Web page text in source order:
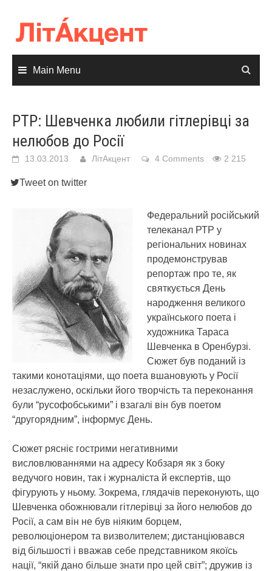
content
Main Menu
РТР: Шевченка любили гітлерівці за
нелюбов до Росії
13.03.2013 ЛітАкцент 4 Comments 2 215
Tweet on twitter
Федеральний російський
телеканал РТР у
регіональних новинах
продемонстрував
репортаж про те, як
святкується День
народження великого
українського поета і
художника Тараса
Шевченка в Оренбурзі.
Сюжет був поданий із
такими конотаціями, що поета вшановують у Росії
незаслужено, оскільки його творчість та переконання
були “русофобськими” і взагалі він був поетом
“другорядним”, інформує День.
Сюжет рясніє гострими негативними
висловлюваннями на адресу Кобзаря як з боку
ведучого новин, так і журналіста й експертів, що
фігурують у ньому. Зокрема, глядачів переконують, що
Шевченка обожнювали гітлерівці за його нелюбов до
Росії, а сам він не був ніяким борцем,
революціонером та визволителем; дистанціювався
від більшості і вважав себе представником якоїсь
нації, “якій дано більше знати про цей світ”; дружив із